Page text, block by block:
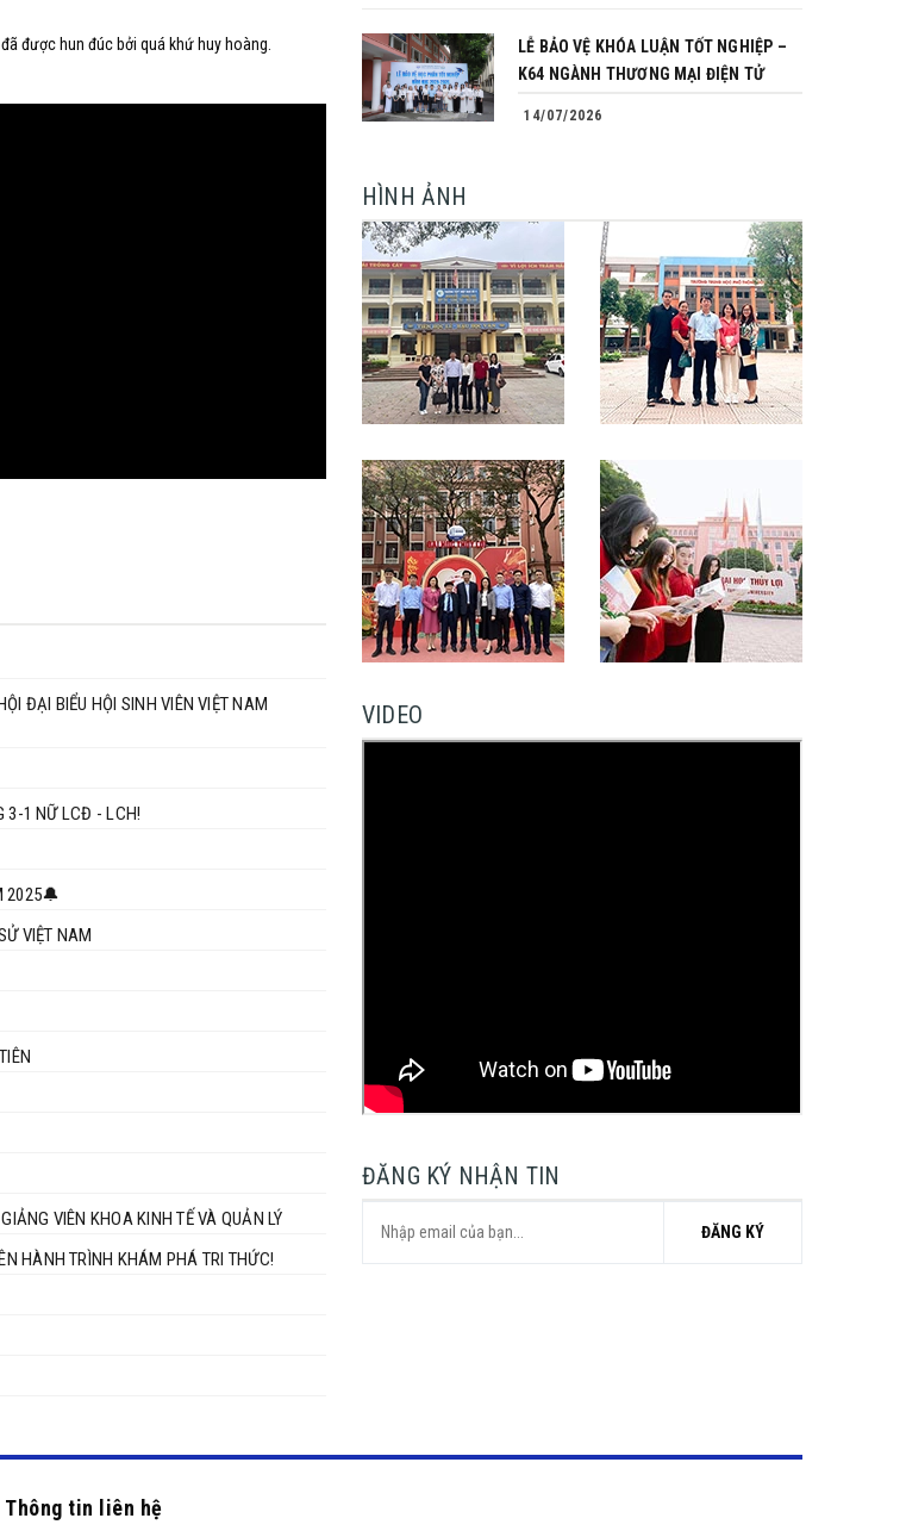
được hun đúc bởi quá khứ huy hoàng.
ĐẠI BIỂU HỘI SINH VIÊN VIỆT NAM
NGƯỢC DÒNG, THẮNG 3-1 NỮ LCĐ - LCH!
2025🔔
VIỆT NAM
VIÊN KHOA KINH TẾ VÀ QUẢN LÝ
HÀNH TRÌNH KHÁM PHÁ TRI THỨC!
LỄ BẢO VỆ KHÓA LUẬN TỐT NGHIỆP –
K64 NGÀNH THƯƠNG MẠI ĐIỆN TỬ
14/07/2026
HÌNH ẢNH
VIDEO
ĐĂNG KÝ NHẬN TIN
ĐĂNG KÝ
Thông tin liên hệ